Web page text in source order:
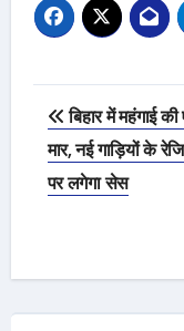
Post
बिहार में महंगाई
मार, नई गाड़ियों के
पर लगेगा सेस